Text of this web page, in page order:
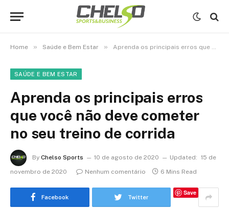
Home » Saúde e Bem Estar » Aprenda os principais erros que você não deve cometer no seu treino de corrida
SAÚDE E BEM ESTAR
Aprenda os principais erros
que você não deve cometer
no seu treino de corrida
By Chelso Sports 10 de agosto de 2020 Updated: 15 de
novembro de 2020
Nenhum comentário 6 Mins Read
Facebook Twitter
Save